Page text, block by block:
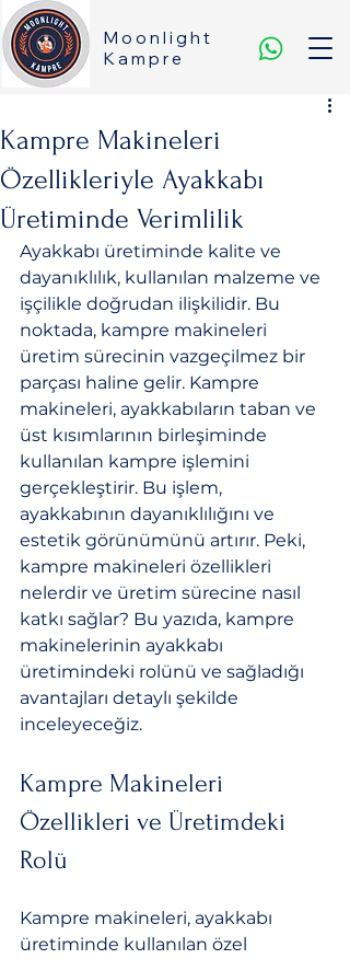
Moonlight
Kampre
Kampre Makineleri
Özellikleriyle Ayakkabı
Üretiminde Verimlilik
Ayakkabı üretiminde kalite ve
dayanıklılık, kullanılan malzeme ve
işçilikle doğrudan ilişkilidir. Bu
noktada, kampre makineleri
üretim sürecinin vazgeçilmez bir
parçası haline gelir. Kampre
makineleri, ayakkabıların taban ve
üst kısımlarının birleşiminde
kullanılan kampre işlemini
gerçekleştirir. Bu işlem,
ayakkabının dayanıklılığını ve
estetik görünümünü artırır. Peki,
kampre makineleri özellikleri
nelerdir ve üretim sürecine nasıl
katkı sağlar? Bu yazıda, kampre
makinelerinin ayakkabı
üretimindeki rolünü ve sağladığı
avantajları detaylı şekilde
inceleyeceğiz.
Kampre Makineleri
Özellikleri ve Üretimdeki
Rolü
Kampre makineleri, ayakkabı
üretiminde kullanılan özel